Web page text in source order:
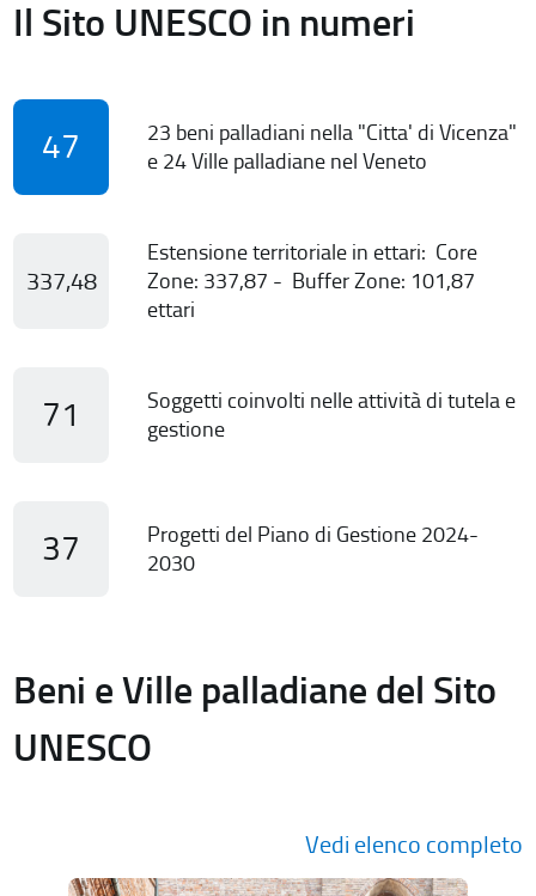
Il Sito UNESCO in numeri
47
23 beni palladiani nella "Citta' di Vicenza"
e 24 Ville palladiane nel Veneto
337,48
Estensione territoriale in ettari: Core
Zone: 337,87 - Buffer Zone: 101,87
ettari
71
Soggetti coinvolti nelle attività di tutela e
gestione
37
Progetti del Piano di Gestione 2024-
2030
Beni e Ville palladiane del Sito
UNESCO
Vedi elenco completo